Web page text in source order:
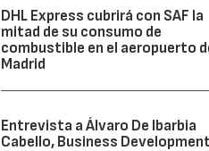
DHL Express cubrirá con SAF la
mitad de su consumo de
combustible en el aeropuerto
Madrid
Entrevista a Álvaro De Ibarbia
Cabello, Business Development